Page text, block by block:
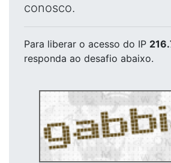
conosco.
Para liberar o acesso do IP
responda ao desafio abaixo.